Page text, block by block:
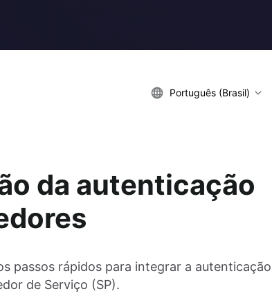
Português (Brasil)
da autenticação
passos rápidos para integrar a autenticação
de Serviço (SP).